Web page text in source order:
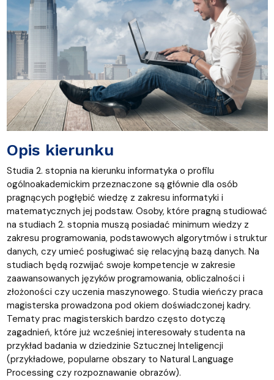
Opis kierunku
Studia 2. stopnia na kierunku informatyka o profilu
ogólnoakademickim przeznaczone są głównie dla osób
pragnących pogłębić wiedzę z zakresu informatyki i
matematycznych jej podstaw. Osoby, które pragną studiować
na studiach 2. stopnia muszą posiadać minimum wiedzy z
zakresu programowania, podstawowych algorytmów i struktur
danych, czy umieć posługiwać się relacyjną bazą danych. Na
studiach będą rozwijać swoje kompetencje w zakresie
zaawansowanych języków programowania, obliczalności i
złożoności czy uczenia maszynowego. Studia wieńczy praca
magisterska prowadzona pod okiem doświadczonej kadry.
Tematy prac magisterskich bardzo często dotyczą
zagadnień, które już wcześniej interesowały studenta na
przykład badania w dziedzinie Sztucznej Inteligencji
(przykładowe, popularne obszary to Natural Language
Processing czy rozpoznawanie obrazów).